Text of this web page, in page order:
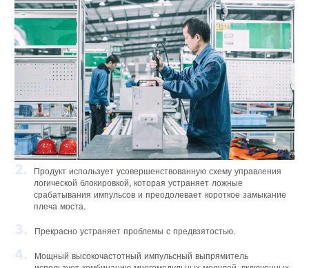
2.
Продукт использует усовершенствованную схему управления
логической блокировкой, которая устраняет ложные
срабатывания импульсов и преодолевает короткое замыкание
плеча моста.
3. Прекрасно устраняет проблемы с предвзятостью.
4.
Мощный высокочастотный импульсный выпрямитель